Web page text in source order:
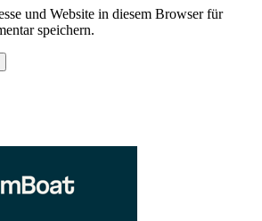
und Website in diesem Browser für
speichern.